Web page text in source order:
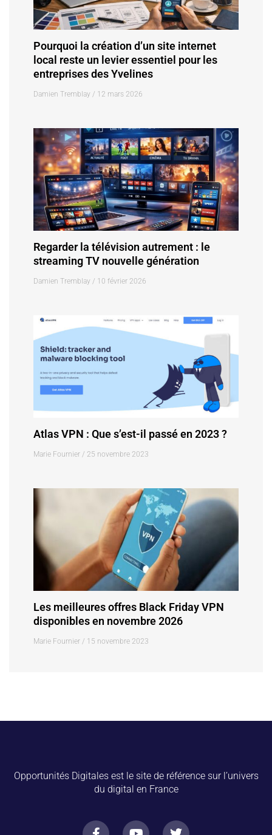
Pourquoi la création d’un site internet
local reste un levier essentiel pour les
entreprises des Yvelines
Damien Tremblay 12 mars 2026
Regarder la télévision autrement : le
streaming TV nouvelle génération
Damien Tremblay 10 février 2026
Atlas VPN : Que s’est-il passé en 2023 ?
Marie Fournier 25 novembre 2023
Les meilleures offres Black Friday VPN
disponibles en novembre 2026
Marie Fournier 15 novembre 2023
Opportunités Digitales est le site de référence sur l’univers
du digital en France